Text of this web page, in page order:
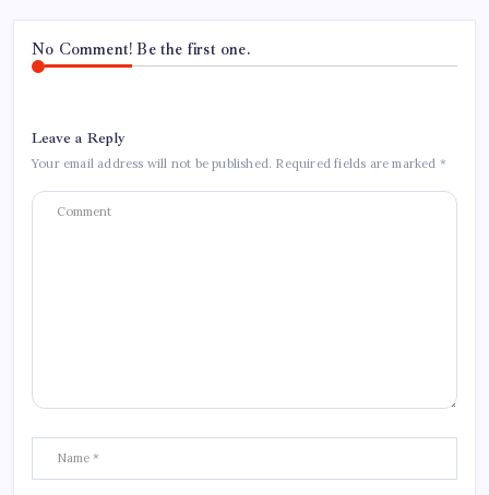
No Comment! Be the first one.
Leave a Reply
Your email address will not be published. Required fields are marked *